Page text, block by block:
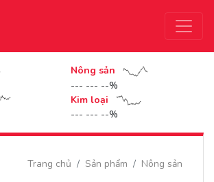
Nông sản
--- --- --%
Kim loại
--- --- --%
Trang chủ Sản phẩm
Nông sản